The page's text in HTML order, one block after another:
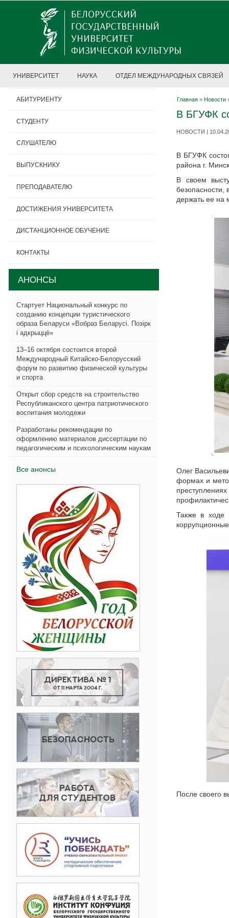
УНИВЕРСИТЕТ НАУКА ОТДЕЛ МЕЖДУНАРОДНЫХ СВЯЗЕЙ
Главная » Новости
В БГУФК
НОВОСТИ |
В БГУФК
района г.
В своем
безопасности,
держать ее на
Олег
формах и
Также в ходе
После своего
АБИТУРИЕНТУ
СТУДЕНТУ
СЛУШАТЕЛЮ
ВЫПУСКНИКУ
ПРЕПОДАВАТЕЛЮ
ДОСТИЖЕНИЯ УНИВЕРСИТЕТА
ДИСТАНЦИОННОЕ ОБУЧЕНИЕ
КОНТАКТЫ
АНОНСЫ
Стартует Национальный конкурс по
созданию концепции туристического
образа Беларуси «Вобраз Беларусi. Позiрк
i адкрыццё»
13–16 октября состоится второй
Международный Китайско-Белорусский
форум по развитию физической культуры
и спорта
Открыт сбор средств на строительство
Республиканского центра патриотического
воспитания молодежи
Разработаны рекомендации по
оформлению материалов диссертации по
педагогическим и психологическим наукам
Все анонсы